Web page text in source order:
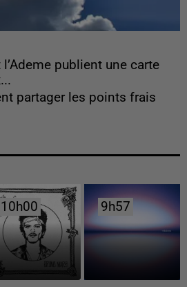
publient une carte
partager les points frais
10h00
10h00 9h57
9h57